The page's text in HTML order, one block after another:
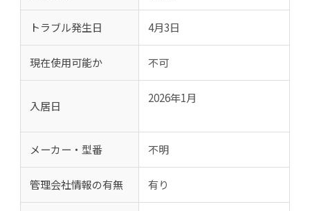
トラブル発生日 4月3日
現在使用可能か 不可
入居日
2026年1月
メーカー・型番 不明
管理会社情報の有無 有り